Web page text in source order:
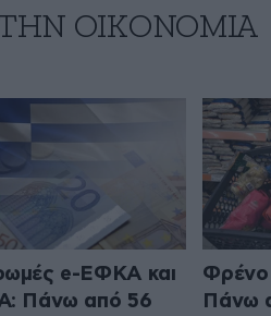
ΟΙΚΟΝΟΜΙΑ
e-ΕΦΚΑ και
Πάνω από 56
Φρένο
Πάνω